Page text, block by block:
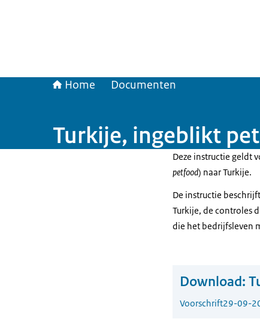
Home Documenten
Turkije, ingeblikt
Deze instructie geldt
petfood) naar Turkije.
De instructie
Turkije, de controles
die het bedrijfsleven
Download:
Voorschrift29-09-